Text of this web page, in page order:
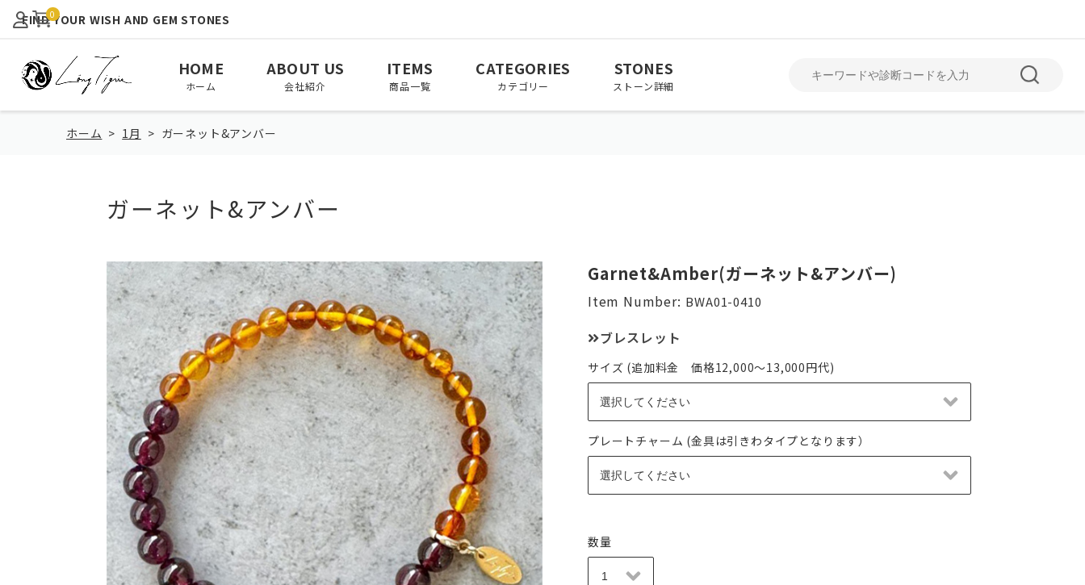
0
ホーム
HOME
会社紹介
ABOUT US
商品一覧
ITEMS
カテゴリー
CATEGORIES
View All January February
9月 10月 11月
ストーン詳細
STONES
FIND YOUR WISH AND GEM STONES
ホーム 1月 ガーネット&アンバー
ガーネット&アンバー
Garnet&Amber(ガーネット&アンバー)
Item Number: BWA01-0410
ブレスレット
サイズ (追加料金 価格12,000～13,000円代)
プレートチャーム (金具は引きわタイプとなります）
数量